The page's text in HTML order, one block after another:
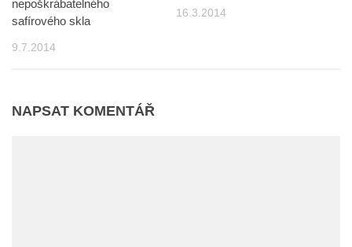
nepoškrábatelného
safírového skla
9.7.2014
16.3.2014
NAPSAT KOMENTÁŘ